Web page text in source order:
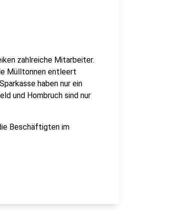
zahlreiche Mitarbeiter.
Mülltonnen entleert
haben nur ein
und Hombruch sind nur
Beschäftigten im